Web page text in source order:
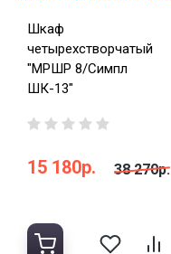
Шкаф
четырехстворчатый
"МРШР 8/Симпл
ШК-13"
15 180р. 38 270р.